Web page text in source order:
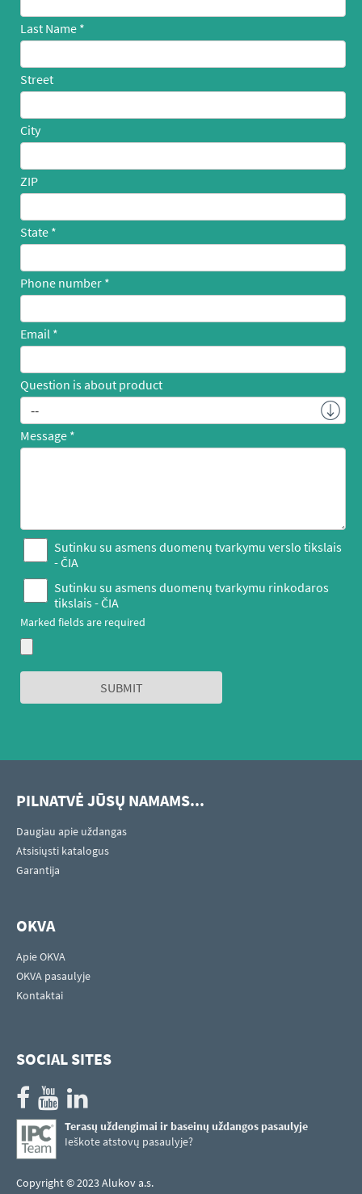
Last Name
Street
City
ZIP
State
Phone number
Email
Question is about product
Message
Sutinku su asmens duomenų tvarkymu verslo tikslais
-ČIA
Sutinku su asmens duomenų tvarkymu rinkodaros
tikslais -ČIA
Marked fields are required
PILNATVĖ JŪSŲ NAMAMS...
Daugiau apie uždangas
Atsisiųsti katalogus
Garantija
OKVA
Apie OKVA
OKVA pasaulyje
Kontaktai
SOCIAL SITES
Terasų uždengimai ir baseinų uždangos pasaulyje
Ieškote atstovų pasaulyje?
Copyright © 2023 Alukov a.s.